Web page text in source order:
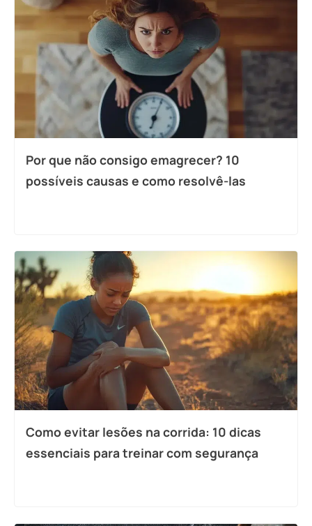
Por que não consigo emagrecer? 10
possíveis causas e como resolvê-las
Como evitar lesões na corrida: 10 dicas
essenciais para treinar com segurança